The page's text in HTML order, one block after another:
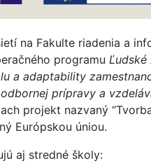
na Fakulte riadenia a
programu Ľudské
a adaptability
prípravy a
projekt nazvaný
Európskou úniou.
aj stredné školy: